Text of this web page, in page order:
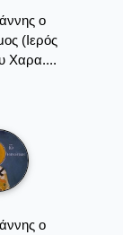
ο
(Ιερός
Χαρα....
ο